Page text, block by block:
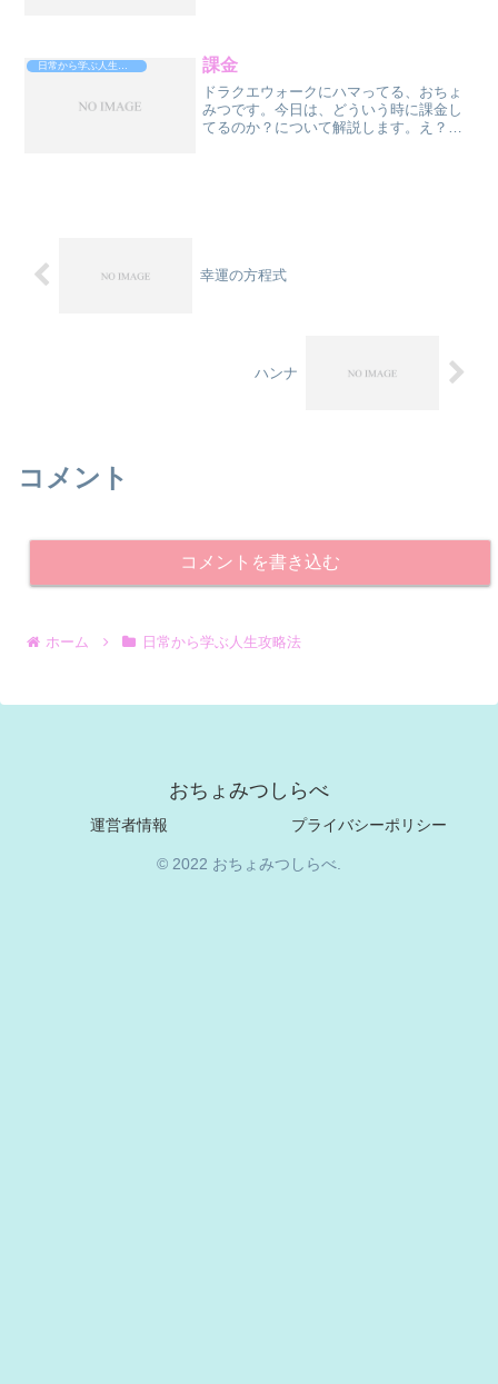
まってます。（サッカーの...
課金
ドラクエウォークにハマってる、おちょ
みつです。今日は、どういう時に課金し
てるのか？について解説します。え？あ
幸運の方程式
ハンナ
コメント
コメントを書き込む
ホーム 日常から学ぶ人生攻略法
おちょみつしらべ
運営者情報 プライバシーポリシー
© 2022 おちょみつしらべ.